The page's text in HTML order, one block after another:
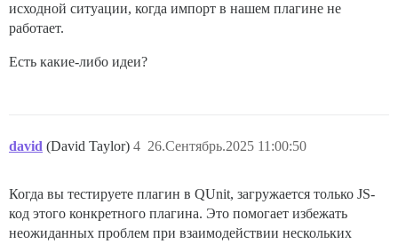
исходной ситуации, когда импорт в нашем плагине не
работает.
Есть какие-либо идеи?
david (David Taylor) 26.Сентябрь.2025 11:00:50
4
Когда вы тестируете плагин в QUnit, загружается только JS-
код этого конкретного плагина. Это помогает избежать
неожиданных проблем при взаимодействии нескольких